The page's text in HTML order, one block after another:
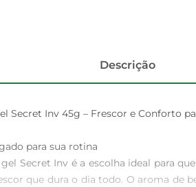
Descrição
Secret Inv 45g – Frescor e Conforto
para sua rotina
Secret Inv é a escolha ideal para
que dura o dia todo. O aroma de